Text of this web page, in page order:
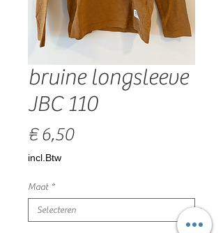
bruine longsleeve
JBC 110
€ 6,50Prijs
incl.Btw
Maat *